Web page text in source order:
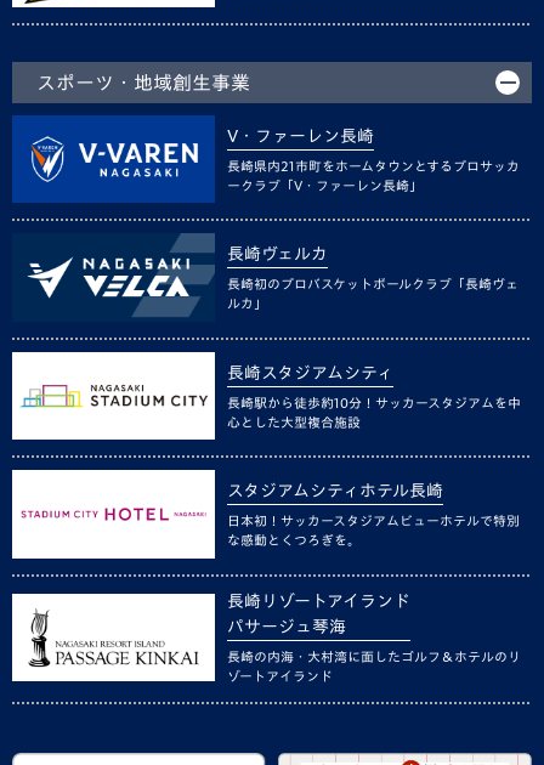
スポーツ・地域創生事業
V・ファーレン長崎
長崎県内21市町をホームタウンとするプロサッカ
ークラブ「V・ファーレン長崎」
長崎ヴェルカ
長崎初のプロバスケットボールクラブ「長崎ヴェ
ルカ」
長崎スタジアムシティ
長崎駅から徒歩約10分！サッカースタジアムを中
心とした大型複合施設
スタジアムシティホテル長崎
日本初！サッカースタジアムビューホテルで特別
な感動とくつろぎを。
長崎リゾートアイランド
パサージュ琴海
長崎の内海・大村湾に面したゴルフ＆ホテルのリ
ゾートアイランド